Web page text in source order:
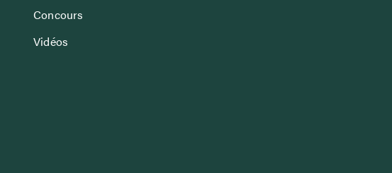
Concours
Vidéos